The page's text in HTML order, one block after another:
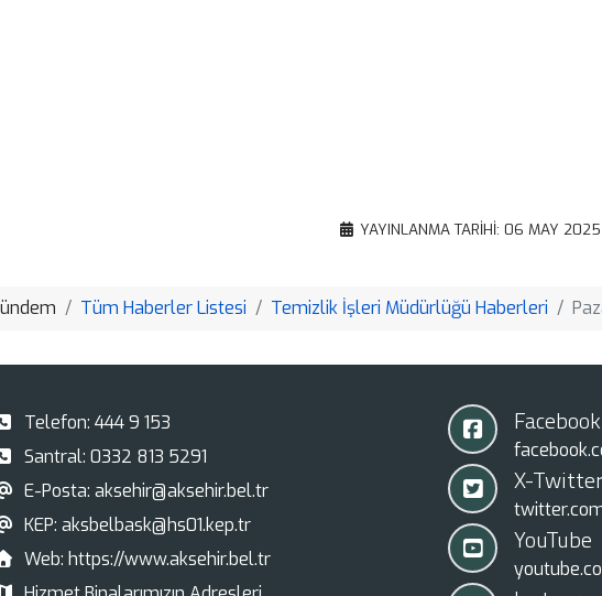
Translate
Copy
YAYINLANMA TARIHI: 06 MAY 2025
Tüm Haberler Listesi Temizlik İşleri Müdürlüğü Haberleri
Telefon: 444 9 153
Santral: 0332 813 5291
E-Posta: aksehir@aksehir.bel.tr
KEP: aksbelbask@hs01.kep.tr
Web: https://www.aksehir.bel.tr
Facebook
X-Twitter
YouTube